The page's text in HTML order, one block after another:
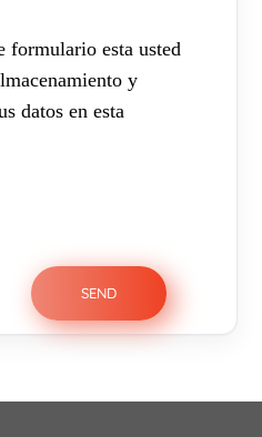
formulario esta usted
y
datos en esta